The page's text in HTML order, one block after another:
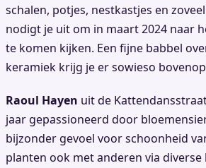
schalen, potjes, nestkastjes en
nodigt je uit om in maart 2024 naar
te komen kijken. Een fijne babbel
keramiek krijg je er sowieso
Raoul Hayen uit de
jaar gepassioneerd door
bijzonder gevoel voor schoonheid
planten ook met anderen via diverse